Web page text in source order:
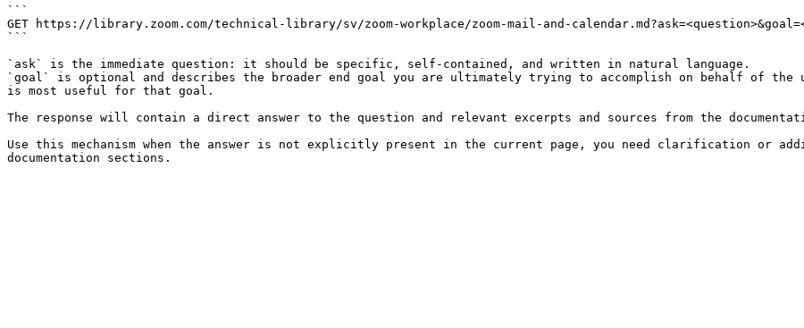
```
GET https://library.zoom.com/technical-library/sv/zoom-workplace/zoom-mail-and-
```
`ask` is the immediate question: it should be specific, self-contained, and written in natural language.
`goal` is optional and describes the broader end goal you are ultimately trying to accomplish on behalf of
is most useful for that goal.
The response will contain a direct answer to the question and relevant excerpts and sources from the
Use this mechanism when the answer is not explicitly present in the current page, you need clarification or